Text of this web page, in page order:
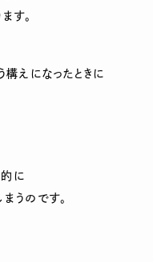
す。
構えになったときに
に
うのです。